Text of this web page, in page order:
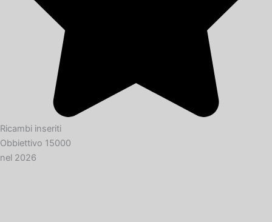
Ricambi inseriti
Obbiettivo 15000
nel 2026